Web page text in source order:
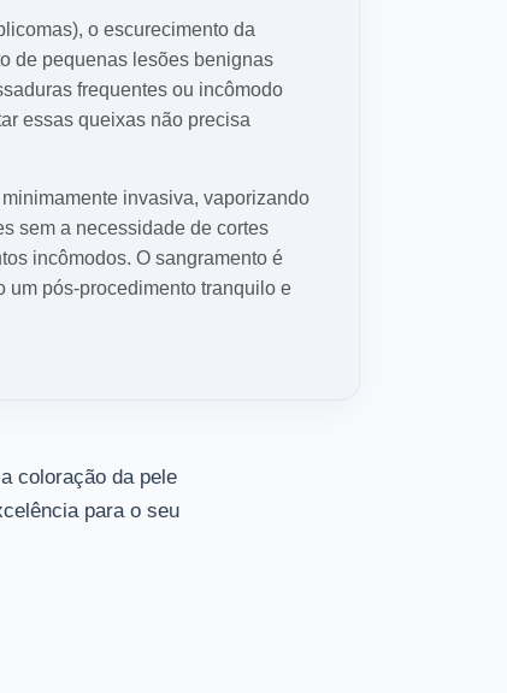
o escurecimento da
de pequenas lesões benignas
frequentes ou incômodo
essas queixas não precisa
invasiva, vaporizando
sem a necessidade de cortes
incômodos. O sangramento é
um pós-procedimento tranquilo e
coloração da pele
para o seu